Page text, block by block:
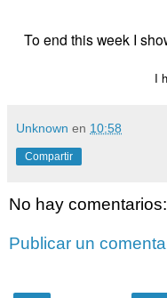
To end this week I
I
Unknown en 10:58
Compartir
No hay comentarios:
Publicar un